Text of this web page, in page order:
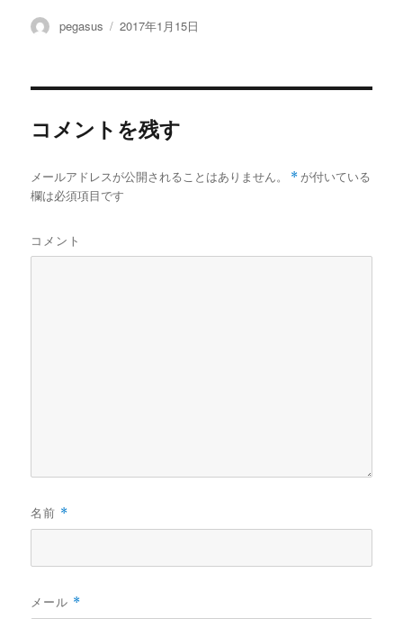
投
pegasus
投
2017年1月15日
コメントを残す
メールアドレスが公開されることはありません。 * が付いている
欄は必須項目です
コメント
名前 *
メール *